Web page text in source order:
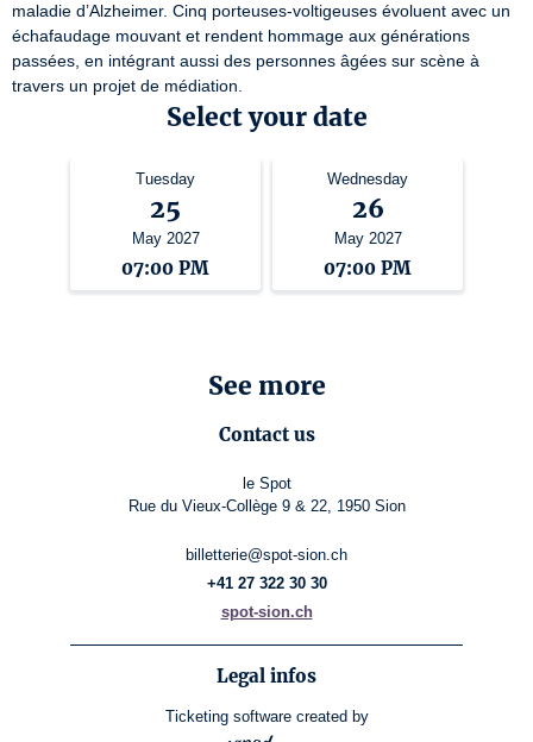
maladie d’Alzheimer. Cinq porteuses-voltigeuses évoluent avec un
échafaudage mouvant et rendent hommage aux générations
passées, en intégrant aussi des personnes âgées sur scène à
travers un projet de médiation.
Select your date
Tuesday
25
May 2027
07:00 PM
Wednesday
26
May 2027
07:00 PM
See more
Contact us
le Spot
Rue du Vieux-Collège 9 & 22, 1950 Sion
billetterie@spot-sion.ch
+41 27 322 30 30
spot-sion.ch
Legal infos
Ticketing software created by